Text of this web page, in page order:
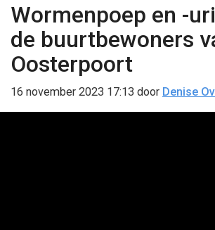
Wormenpoep en -
de buurtbewoners
Oosterpoort
16 november 2023 17:13 door Denise